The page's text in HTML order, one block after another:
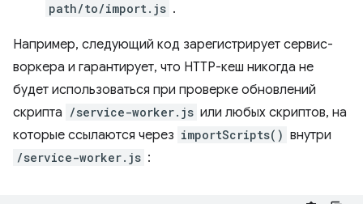
path/to/import.js .
Например, следующий код зарегистрирует сервис-
воркера и гарантирует, что HTTP-кеш никогда не
будет использоваться при проверке обновлений
скрипта /service-worker.js или любых скриптов, на
которые ссылаются через importScripts() внутри
/service-worker.js :